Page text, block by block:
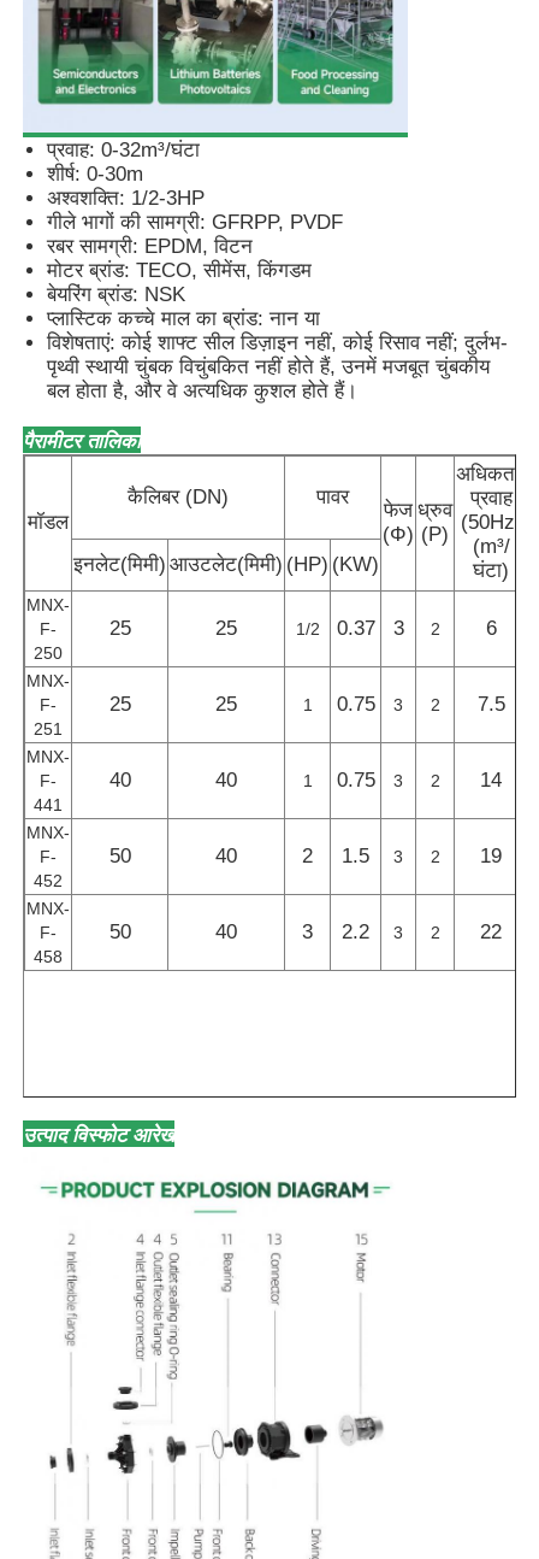
प्यूमेटिक डायफ्राम पंप
मापन डोज़िंग पंप
सबमर्सिबल सीवेज पंप
औद्योगिक केन्द्रापसारक ब्लोअर
प्रवाह: 0-32m³/घंटा
शीर्ष: 0-30m
अश्वशक्ति: 1/2-3HP
गीले भागों की सामग्री: GFRPP, PVDF
रबर सामग्री: EPDM, विटन
मोटर ब्रांड: TECO, सीमेंस, किंगडम
बेयरिंग ब्रांड: NSK
प्लास्टिक कच्चे माल का ब्रांड: नान या
विशेषताएं: कोई शाफ्ट सील डिज़ाइन नहीं, कोई रिसाव नहीं; दुर्लभ-
पृथ्वी स्थायी चुंबक विचुंबकित नहीं होते हैं, उनमें मजबूत चुंबकीय
बल होता है, और वे अत्यधिक कुशल होते हैं।
पैरामीटर तालिका
मॉडल
कैलिबर (DN) पावर
फेज
(Φ)
ध्रुव
(P)
अधिकतम
प्रवाह
(50Hz)
(m³/
घंटा)
इनलेट(मिमी) आउटलेट(मिमी) (HP) (KW)
MNX-
F-
250
25 25 1/2 0.37 3 2 6
MNX-
F-
251
25 25 1 0.75 3 2 7.5
MNX-
F-
441
40 40 1 0.75 3 2 14
MNX-
F-
452
50 40 2 1.5 3 2 19
MNX-
F-
458
50 40 3 2.2 3 2 22
उत्पाद विस्फोट आरेख